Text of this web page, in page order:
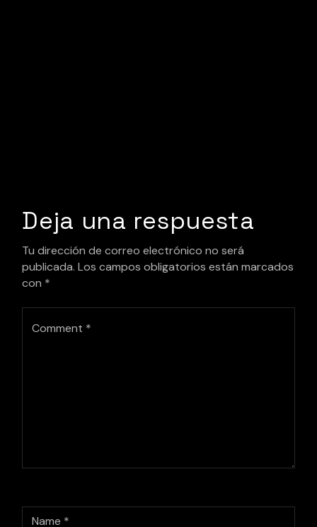
Deja una respuesta
Tu dirección de correo electrónico no será
publicada. Los campos obligatorios están marcados
con *